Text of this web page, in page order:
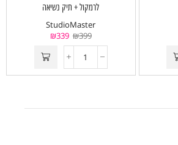
לרמקול + תיק נשיאה
StudioMaster
₪399
₪339